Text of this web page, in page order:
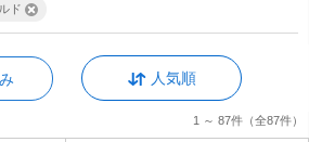
ド
人気順
1 ～ 87件 （全87件）